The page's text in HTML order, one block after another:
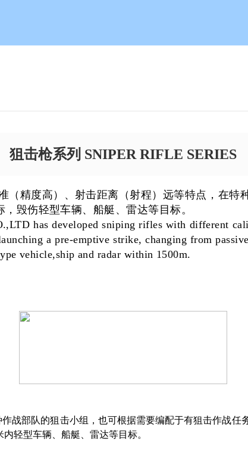
狙击枪系列 SNIPER RIFLE SERIES
（精度高）、射击距离（射程）远等特点，在特
毁伤轻型车辆、船艇、雷达等目标。
has developed sniping rifles with different
a pre-emptive strike, changing from
vehicle,ship and radar within 1500m.
战部队的狙击小组，也可根据需要编配于有狙击作战
轻型车辆、船艇、雷达等目标。